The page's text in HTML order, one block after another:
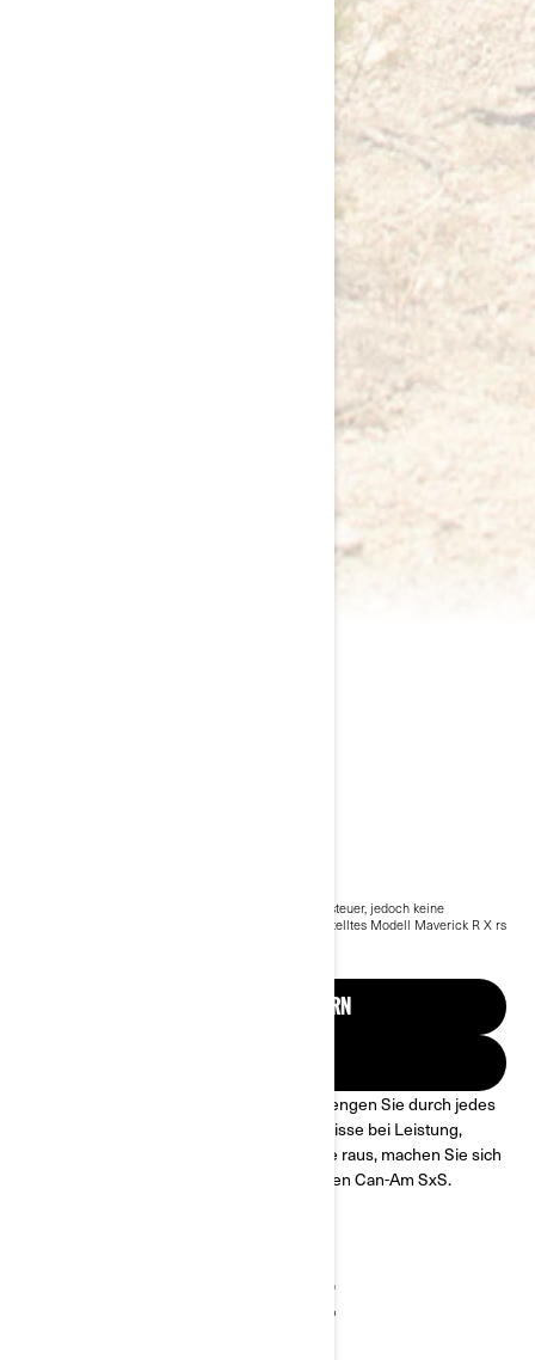
Der Preis für das Basis Modell enthält die Mehrwertsteuer, jedoch keine
*Dargestelltes Modell Maverick R X rs
ANGEBOT ANFORDERN
Unerreichte Off-Road-Leistung ist da. Sprengen Sie durch jedes
Gelände und machen Sie keine Kompromisse bei Leistung,
Komfort, Konnektivität oder Stil. Gehen Sie raus, machen Sie sich
schmutzig und fahren Sie mit dem stärksten Can-Am SxS.
WICHTIGSTE MERKMALE